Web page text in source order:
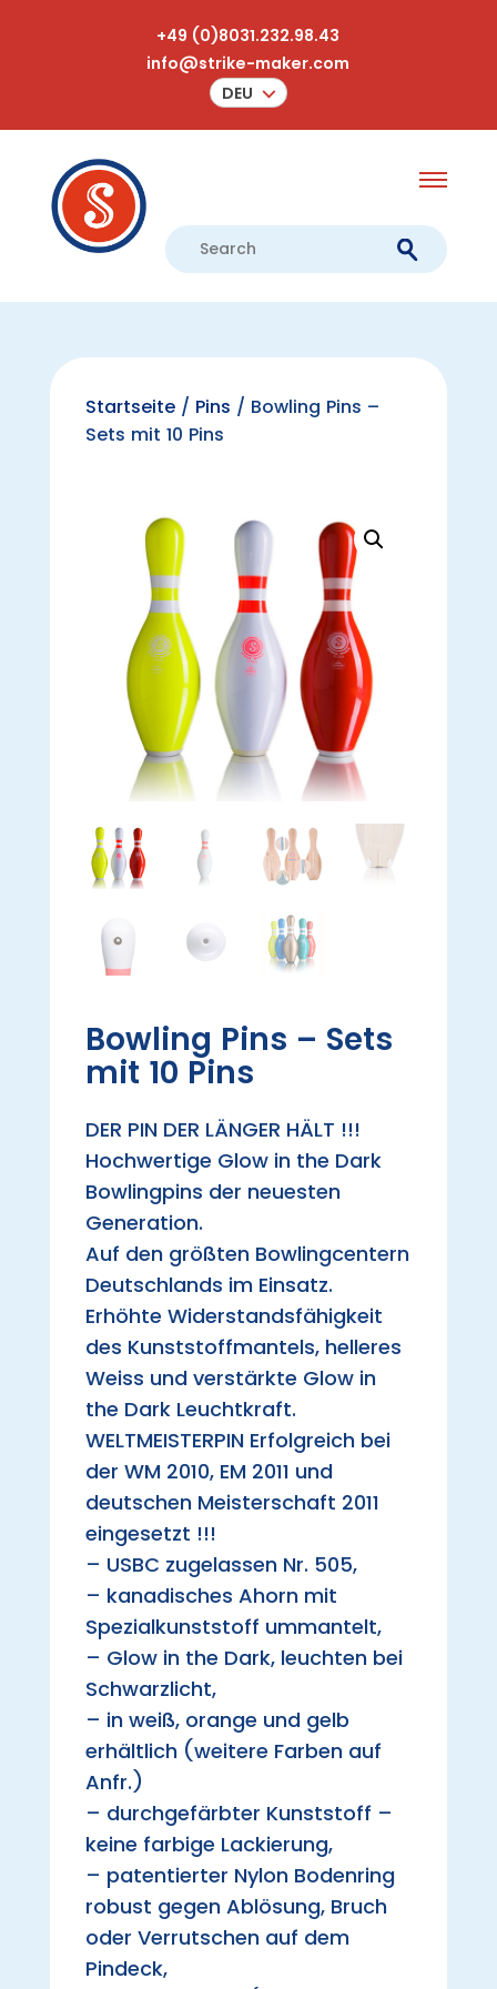
+49 (0)8031.232.98.43
info@strike-maker.com
DEU
Startseite/ Pins / Bowling Pins –
Sets mit 10 Pins
Bowling Pins – Sets
mit 10 Pins
DER PIN DER LÄNGER HÄLT !!!
Hochwertige Glow in the Dark
Bowlingpins der neuesten
Generation.
Auf den größten Bowlingcentern
Deutschlands im Einsatz.
Erhöhte Widerstandsfähigkeit
des Kunststoffmantels, helleres
Weiss und verstärkte Glow in
the Dark Leuchtkraft.
WELTMEISTERPIN Erfolgreich bei
der WM 2010, EM 2011 und
deutschen Meisterschaft 2011
eingesetzt !!!
– USBC zugelassen Nr. 505,
– kanadisches Ahorn mit
Spezialkunststoff ummantelt,
– Glow in the Dark, leuchten bei
Schwarzlicht,
– in weiß, orange und gelb
erhältlich (weitere Farben auf
Anfr.)
– durchgefärbter Kunststoff –
keine farbige Lackierung,
– patentierter Nylon Bodenring
robust gegen Ablösung, Bruch
oder Verrutschen auf dem
Pindeck,